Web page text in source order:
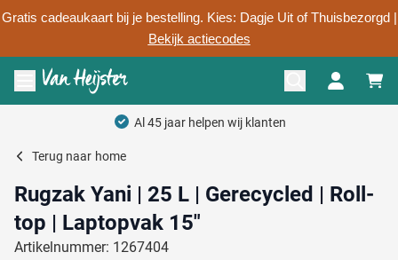
Gratis cadeaukaart bij je bestelling. Kies: Dagje Uit of Thuisbezorgd |
Bekijk actiecodes
Ga naar de inhoud
Menu openen
Terug naar home
Rugzak Yani | 25 L | Gerecycled | Roll-
top | Laptopvak 15"
Artikelnummer: 1267404